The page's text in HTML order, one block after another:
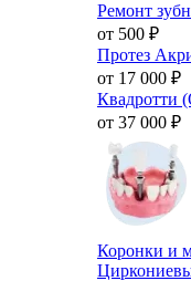
Ремонт
от 500 ₽
Протез
от 17 000 ₽
Квадротти
от 37 000 ₽
Коронки и